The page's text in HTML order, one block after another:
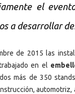
el
a desarrollar
de 2015 las
en el
más de 350
automotriz,